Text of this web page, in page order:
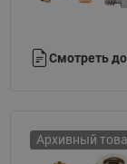
Смотреть
Архивный